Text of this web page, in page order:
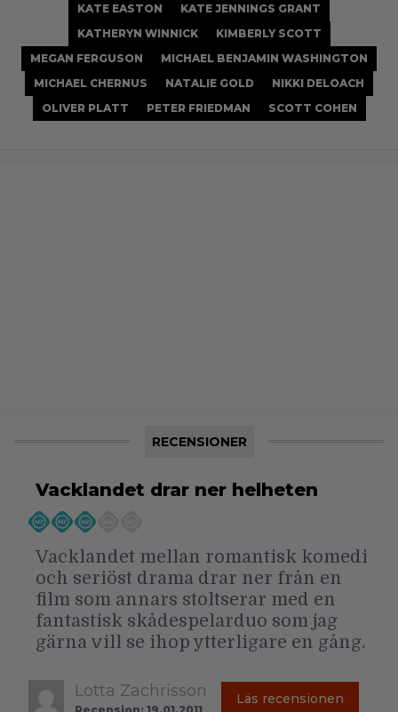
KATE EASTON
KATE JENNINGS GRANT
KATHERYN WINNICK
KIMBERLY SCOTT
MEGAN FERGUSON
MICHAEL BENJAMIN WASHINGTON
MICHAEL CHERNUS
NATALIE GOLD
NIKKI DELOACH
OLIVER PLATT
PETER FRIEDMAN SCOTT COHEN
RECENSIONER
Vacklandet drar ner helheten
Vacklandet mellan romantisk komedi
och seriöst drama drar ner från en
film som annars stoltserar med en
fantastisk skådespelarduo som jag
gärna vill se ihop ytterligare en gång.
Lotta Zachrisson Läs recensionen